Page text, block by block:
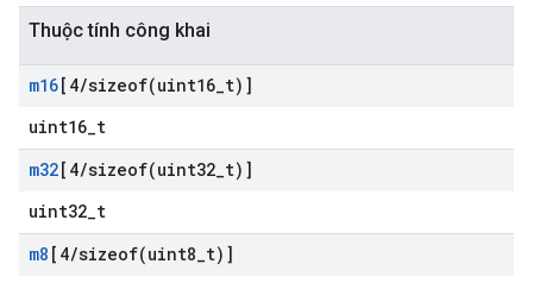
Thuộc tính công khai
m16[4/sizeof(uint16 t)]
uint16_t
m32[4/sizeof(uint32 t)]
uint32_t
m8 [4/sizeof(uint8 t)]